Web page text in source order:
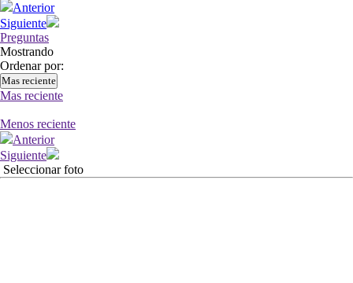
Anterior
Siguiente
Preguntas
Mostrando
Ordenar por:
Mas reciente
Mas reciente
Menos reciente
Anterior
Siguiente
Seleccionar foto